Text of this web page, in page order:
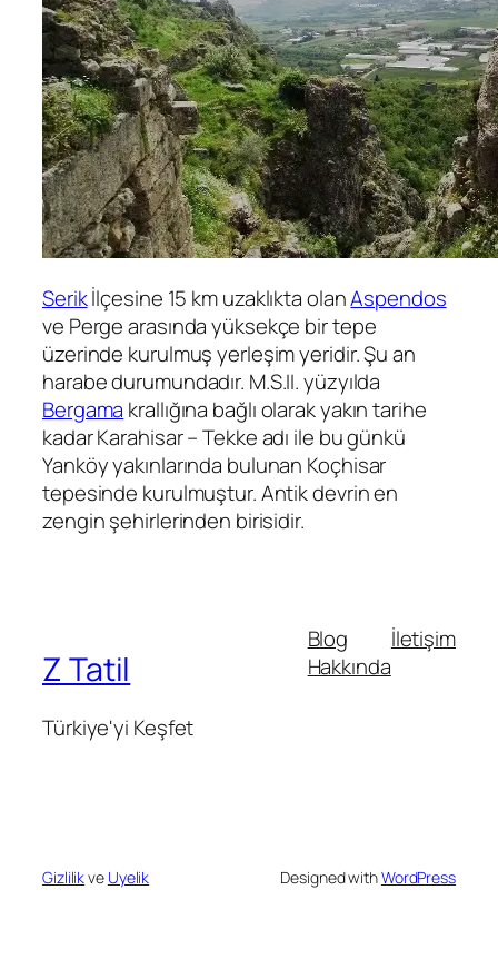
Serikİlçesine 15 km uzaklıkta olanAspendos
ve Perge arasında yüksekçe bir tepe
üzerinde kurulmuş yerleşim yeridir. Şu an
harabe durumundadır. M.S.II. yüzyılda
Bergama krallığına bağlı olarak yakın tarihe
kadar Karahisar – Tekke adı ile bu günkü
Yanköy yakınlarında bulunan Koçhisar
tepesinde kurulmuştur. Antik devrin en
zengin şehirlerinden birisidir.
Z Tatil
Türkiye'yi Keşfet
Blog
Hakkında
İletişim
Gizlilikve Uyelik Designed withWordPress